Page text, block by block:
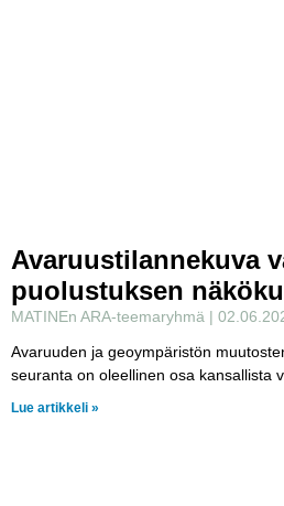
Avaruustilannekuva
puolustuksen
MATINEn ARA-teemaryhmä
Avaruuden ja geoympäristön
seuranta on oleellinen osa kansallista
Lue artikkeli »